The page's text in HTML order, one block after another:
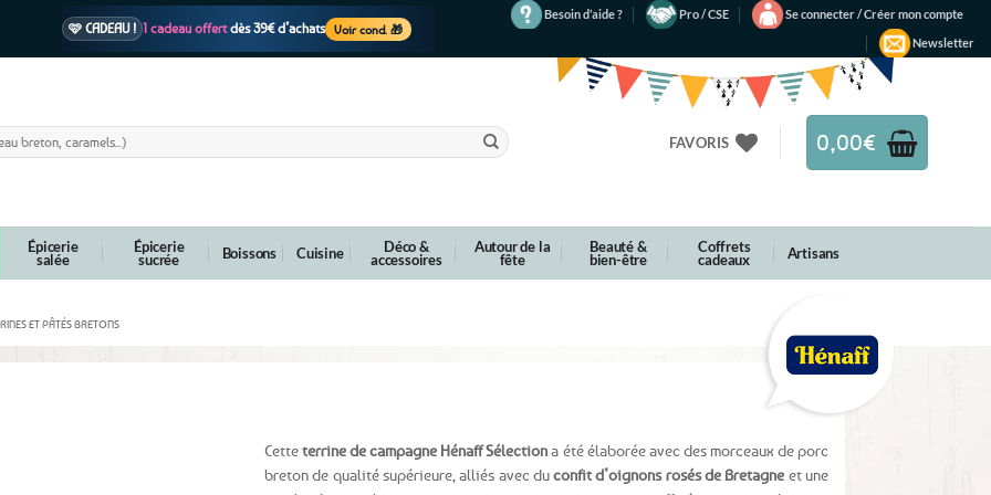
🩷 CADEAU ! Voir cond. 🎁
📦 Livraison En point relais dès3,95€seulement
Besoin d’aide ? Pro / CSE
Se connecter / Créer mon compte
Newsletter
FAVORIS 0,00€
Épicerie
salée
Épicerie
sucrée Boissons Cuisine Déco &
accessoires
Autour de la
fête
Beauté &
bien-être
Coffrets
cadeaux Artisans
ET PÂTÉS BRETONS
Cetteterrine de campagne Hénaff Sélectiona été élaborée avec des morceaux de porc
breton de qualité supérieure, alliés avec duconfit d’oignons rosés de Bretagne et une